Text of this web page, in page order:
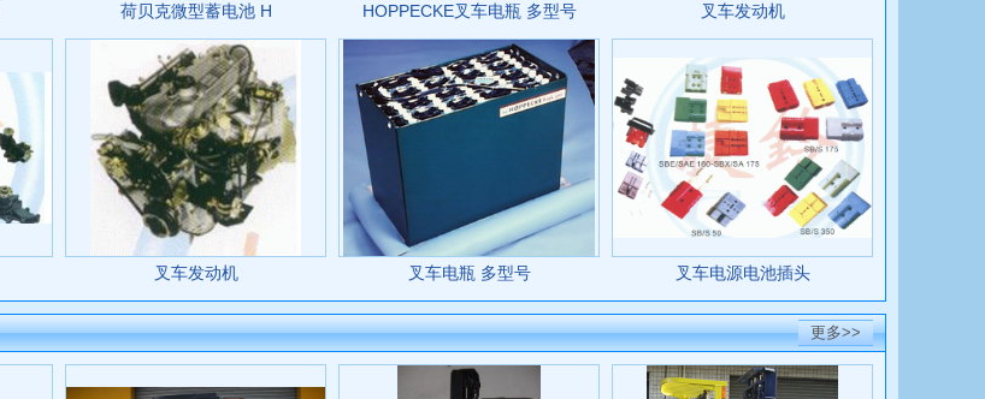
荷贝克微型蓄电池 H HOPPECKE叉车电瓶 多型号 叉车发动机
叉车发动机 叉车电瓶 多型号 叉车电源电池插头
更多>>